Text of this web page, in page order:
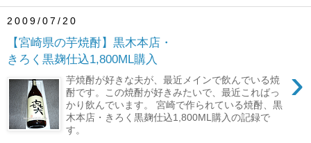
2009/07/20
【宮崎県の芋焼酎】黒木本店・
きろく黒麹仕込1,800ML購入
›
芋焼酎が好きな夫が、最近メインで飲んでいる焼
酎です。この焼酎が好きみたいで、最近こればっ
かり飲んでいます。 宮崎で作られている焼酎、黒
木本店・きろく黒麹仕込1,800ML購入の記録で
す。